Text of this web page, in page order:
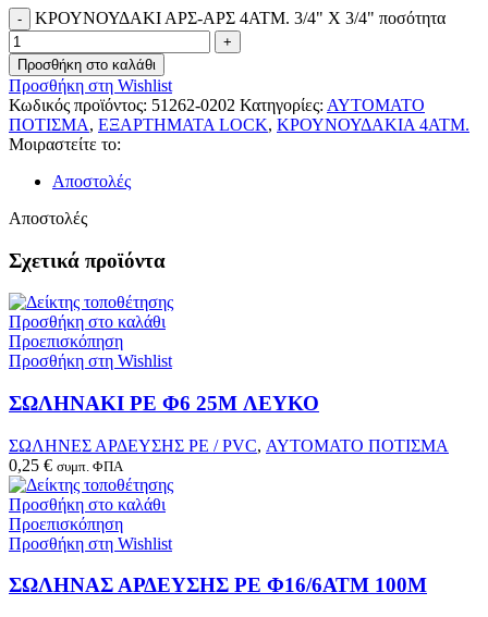
ΚΡΟΥΝΟΥΔΑΚΙ ΑΡΣ-ΑΡΣ 4ATM. 3/4" Χ 3/4" ποσότητα
Προσθήκη στο καλάθι
Προσθήκη στη Wishlist
Κωδικός προϊόντος: 51262-0202 Κατηγορίες: ΑΥΤΟΜΑΤΟ
ΠΟΤΙΣΜΑ, ΕΞΑΡΤΗΜΑΤΑ LOCK, ΚΡΟΥΝΟΥΔΑΚΙΑ 4ΑΤΜ.
Μοιραστείτε το:
Αποστολές
Αποστολές
Σχετικά προϊόντα
Προσθήκη στο καλάθι
Προεπισκόπηση
Προσθήκη στη Wishlist
ΣΩΛΗΝΑΚΙ PE Φ6 25M ΛΕΥΚΟ
ΣΩΛΗΝΕΣ ΑΡΔΕΥΣΗΣ PE / PVC, ΑΥΤΟΜΑΤΟ ΠΟΤΙΣΜΑ
0,25 € συμπ. ΦΠΑ
Προσθήκη στο καλάθι
Προεπισκόπηση
Προσθήκη στη Wishlist
ΣΩΛΗΝΑΣ ΑΡΔΕΥΣΗΣ PE Φ16/6ΑΤΜ 100Μ